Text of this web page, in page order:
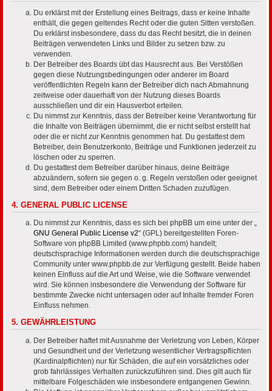
Du erklärst mit der Erstellung eines Beitrags, dass er keine Inhalte
enthält, die gegen geltendes Recht oder die guten Sitten verstoßen.
Du erklärst insbesondere, dass du das Recht besitzt, die in deinen
Beiträgen verwendeten Links und Bilder zu setzen bzw. zu
verwenden.
Der Betreiber des Boards übt das Hausrecht aus. Bei Verstößen
gegen diese Nutzungsbedingungen oder anderer im Board
veröffentlichten Regeln kann der Betreiber dich nach Abmahnung
zeitweise oder dauerhaft von der Nutzung dieses Boards
ausschließen und dir ein Hausverbot erteilen.
Du nimmst zur Kenntnis, dass der Betreiber keine Verantwortung für
die Inhalte von Beiträgen übernimmt, die er nicht selbst erstellt hat
oder die er nicht zur Kenntnis genommen hat. Du gestattest dem
Betreiber, dein Benutzerkonto, Beiträge und Funktionen jederzeit zu
löschen oder zu sperren.
Du gestattest dem Betreiber darüber hinaus, deine Beiträge
abzuändern, sofern sie gegen o. g. Regeln verstoßen oder geeignet
sind, dem Betreiber oder einem Dritten Schaden zuzufügen.
4. GENERAL PUBLIC LICENSE
Du nimmst zur Kenntnis, dass es sich bei phpBB um eine unter der „
GNU General Public License v2“ (GPL) bereitgestellten Foren-
Software von phpBB Limited (www.phpbb.com) handelt;
deutschsprachige Informationen werden durch die deutschsprachige
Community unter www.phpbb.de zur Verfügung gestellt. Beide haben
keinen Einfluss auf die Art und Weise, wie die Software verwendet
wird. Sie können insbesondere die Verwendung der Software für
bestimmte Zwecke nicht untersagen oder auf Inhalte fremder Foren
Einfluss nehmen.
5. GEWÄHRLEISTUNG
Der Betreiber haftet mit Ausnahme der Verletzung von Leben, Körper
und Gesundheit und der Verletzung wesentlicher Vertragspflichten
(Kardinalpflichten) nur für Schäden, die auf ein vorsätzliches oder
grob fahrlässiges Verhalten zurückzuführen sind. Dies gilt auch für
mittelbare Folgeschäden wie insbesondere entgangenen Gewinn.